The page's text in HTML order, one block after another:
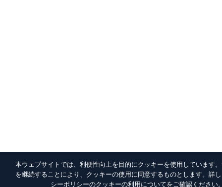
本ウェブサイトでは、利便性向上を目的にクッキーを使用しています
を継続することにより、クッキーの使用に同意するものとします。詳
シーポリシーのクッキーの利用についてをご確認ください